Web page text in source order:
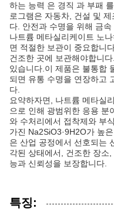
하는 능력 은 경직 과 부패
로그램은 자동차, 건설 및
다. 안전과 수명을 위해 금속
나트륨 메타실리케이트 노
면 적절한 보관이 중요합니
건조한 곳에 보관해야합니
있습니다.이 제품은 불통합
되면 유통 수명을 연장하고
다.
요약하자면, 나트륨 메타실
으로 인해 광범위한 응용 분
와 수처리에서 접착제와 부
가진 Na2SiO3·9H2O가 높
은 산업 공정에서 선호되는
각된 상태에서, 건조한 장소
능과 신뢰성을 보장합니다.
특징: